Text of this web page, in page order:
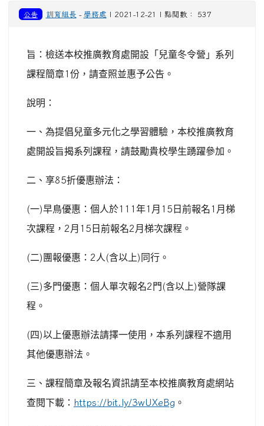
公告 訓育組長 - 學務處 | 2021-12-21 | 點閱數： 537
旨：檢送本校推廣教育處開設「兒童冬令營」系列
課程簡章1 份，請查照並惠予公告。
說明：
一、為提倡兒童多元化之學習體驗，本校推廣教育
處開設旨揭系列課程，請鼓勵貴校學生踴躍參加。
二、享85折優惠辦法：
(一)早鳥優惠：個人於111 年1 月 15 日前報名1 月梯
次課程， 2 月 15 日前報名2 月梯次課程。
(二) 團報優惠： 2 人 (含以上) 同行。
(三)多門優惠：個人單次報名2 門 (含以上)營隊課
程。
(四)以上優惠辦法請擇一使用，本系列課程不適用
其他優惠辦法。
三、課程簡章及報名資訊請至本校推廣教育處網站
查閱下載： https://bit.ly/3wUXeBg 。